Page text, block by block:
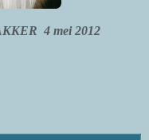
4 mei 2012